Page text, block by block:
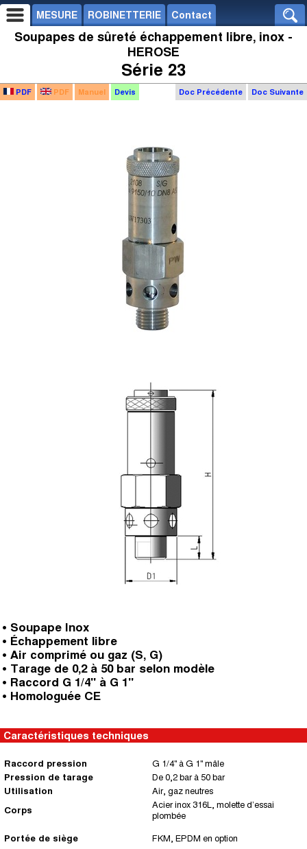
MESURE ROBINETTERIE Contact
Soupapes de sûreté échappement libre, inox -
HEROSE
Série 23
Doc Précédente Doc Suivante
PDF PDF Manuel Devis
• Soupape Inox
• Échappement libre
• Air comprimé ou gaz (S, G)
• Tarage de 0,2 à 50 bar selon modèle
• Raccord G 1/4" à G 1"
• Homologuée CE
Caractéristiques techniques
Raccord pression
G 1/4" à G 1" mâle
Pression de tarage
De 0,2 bar à 50 bar
Utilisation
Air, gaz neutres
Corps
Acier inox 316L, molette d’essai
plombée
Portée de siège FKM, EPDM en option